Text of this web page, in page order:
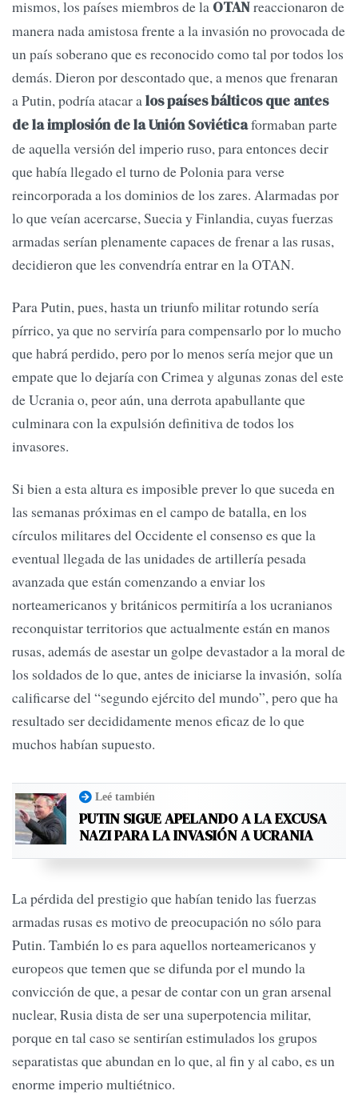
mismos, los países miembros de la OTANreaccionaron de
manera nada amistosa frente a la invasión no provocada de
un país soberano que es reconocido como tal por todos los
demás. Dieron por descontado que, a menos que frenaran
a Putin, podría atacar a los países bálticos que antes
de la implosión de la Unión Soviéticaformaban parte
de aquella versión del imperio ruso, para entonces decir
que había llegado el turno de Polonia para verse
reincorporada a los dominios de los zares. Alarmadas por
lo que veían acercarse, Suecia y Finlandia, cuyas fuerzas
armadas serían plenamente capaces de frenar a las rusas,
decidieron que les convendría entrar en la OTAN.
Para Putin, pues, hasta un triunfo militar rotundo sería
pírrico, ya que no serviría para compensarlo por lo mucho
que habrá perdido, pero por lo menos sería mejor que un
empate que lo dejaría con Crimea y algunas zonas del este
de Ucrania o, peor aún, una derrota apabullante que
culminara con la expulsión definitiva de todos los
invasores.
Si bien a esta altura es imposible prever lo que suceda en
las semanas próximas en el campo de batalla, en los
círculos militares del Occidente el consenso es que la
eventual llegada de las unidades de artillería pesada
avanzada que están comenzando a enviar los
norteamericanos y británicos permitiría a los ucranianos
reconquistar territorios que actualmente están en manos
rusas, además de asestar un golpe devastador a la moral de
los soldados de lo que, antes de iniciarse la invasión, solía
calificarse del “segundo ejército del mundo”, pero que ha
resultado ser decididamente menos eficaz de lo que
muchos habían supuesto.
Leé también
PUTIN SIGUE APELANDO A LA EXCUSA
NAZI PARA LA INVASIÓN A UCRANIA
La pérdida del prestigio que habían tenido las fuerzas
armadas rusas es motivo de preocupación no sólo para
Putin. También lo es para aquellos norteamericanos y
europeos que temen que se difunda por el mundo la
convicción de que, a pesar de contar con un gran arsenal
nuclear, Rusia dista de ser una superpotencia militar,
porque en tal caso se sentirían estimulados los grupos
separatistas que abundan en lo que, al fin y al cabo, es un
enorme imperio multiétnico.